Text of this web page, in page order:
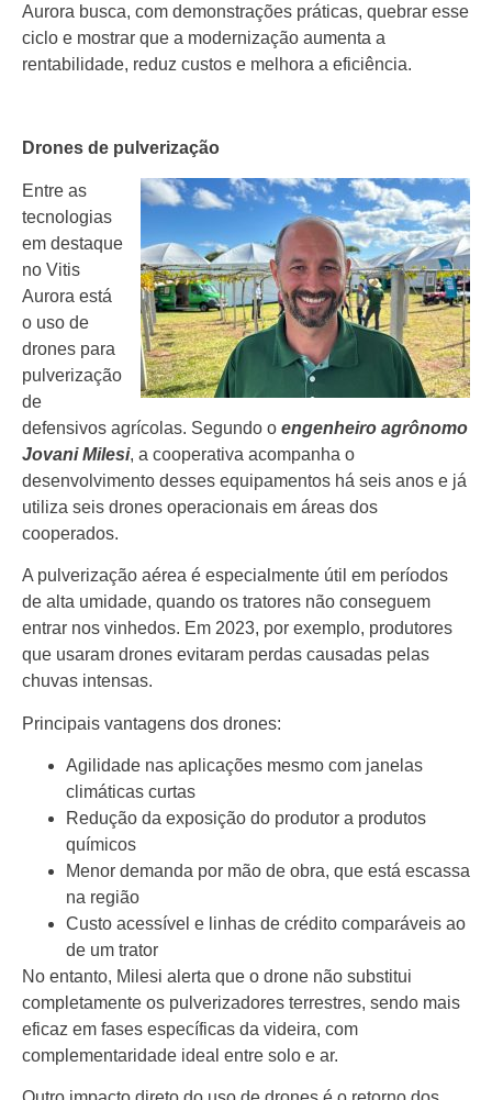
Aurora busca, com demonstrações práticas, quebrar esse
ciclo e mostrar que a modernização aumenta a
rentabilidade, reduz custos e melhora a eficiência.
Drones de pulverização
Entre as
tecnologias
em destaque
no Vitis
Aurora está
o uso de
drones para
pulverização
de
defensivos agrícolas. Segundo o engenheiro agrônomo
Jovani Milesi, a cooperativa acompanha o
desenvolvimento desses equipamentos há seis anos e já
utiliza seis drones operacionais em áreas dos
cooperados.
A pulverização aérea é especialmente útil em períodos
de alta umidade, quando os tratores não conseguem
entrar nos vinhedos. Em 2023, por exemplo, produtores
que usaram drones evitaram perdas causadas pelas
chuvas intensas.
Principais vantagens dos drones:
Agilidade nas aplicações mesmo com janelas
climáticas curtas
Redução da exposição do produtor a produtos
químicos
Menor demanda por mão de obra, que está escassa
na região
Custo acessível e linhas de crédito comparáveis ao
de um trator
No entanto, Milesi alerta que o drone não substitui
completamente os pulverizadores terrestres, sendo mais
eficaz em fases específicas da videira, com
complementaridade ideal entre solo e ar.